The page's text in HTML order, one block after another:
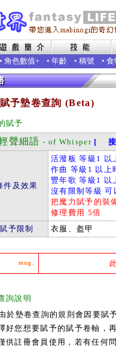
• 角色數值+ • 年齡 • 稱號 • 食
予墊卷查詢 (Beta)
賦予
聲細語 - of Whisper [ 接
件及效果
活潑板 等級1 以
作曲 等級1 以上
豐年歌 等級1 以
沒有限制等級 可
把魔力賦予的裝
修理費用 5倍
賦予限制
衣服、盔甲
msg.
詢說明
於墊卷查詢的規則會因要賦
好您想要賦予的賦予卷軸，
供註冊會員使用，若有任何